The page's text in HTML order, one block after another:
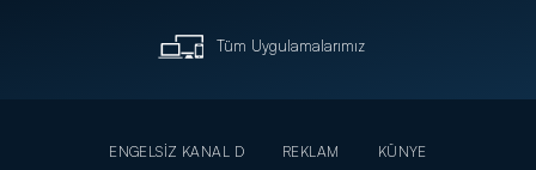
Tüm Uygulamalarımız
ENGELSİZ KANAL D REKLAM
KÜNYE